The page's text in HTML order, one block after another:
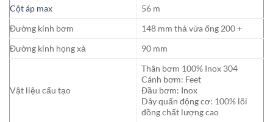
Cột áp max
56 m
Đường kính bơm
148 mm thả vừa ống 200 +
Đường kính họng xả
90 mm
Vật liệu cấu tạo
Thân bơm 100% Inox 304
Cánh bơm: Feet
Đầu bơm: Inox
Dây quấn động cơ: 100% lõi
đồng chất lượng cao